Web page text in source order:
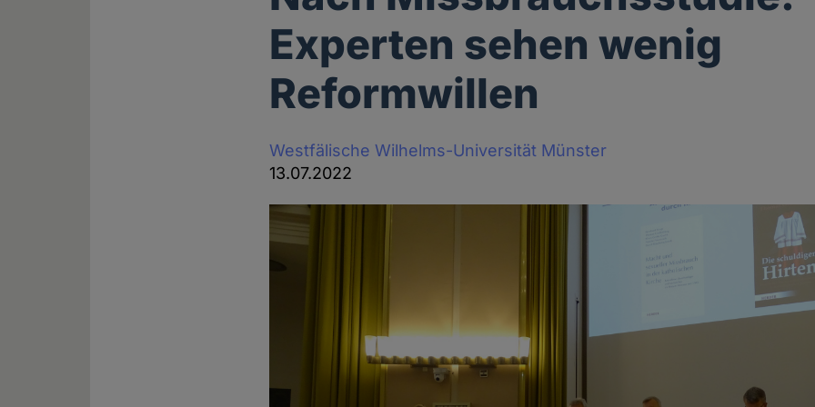
Experten sehen wenig
Reformwillen
Westfälische Wilhelms-Universität Münster
13.07.2022